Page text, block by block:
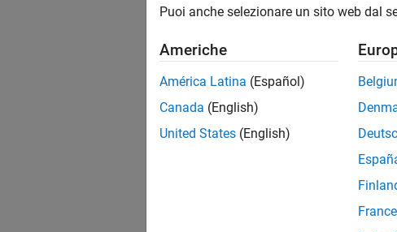
Puoi anche selezionare un sito web dal
Americhe
América Latina (Español)
Canada (English)
United States (English)
France